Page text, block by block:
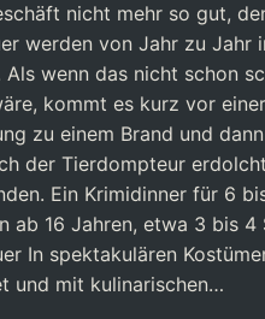
nicht mehr so gut,
werden von Jahr zu Jahr
Als wenn das nicht schon
kommt es kurz vor einer
zu einem Brand und
der Tierdompteur erdolcht
Ein Krimidinner für 6
ab 16 Jahren, etwa 3 bis 4
In spektakulären
und mit kulinarischen…